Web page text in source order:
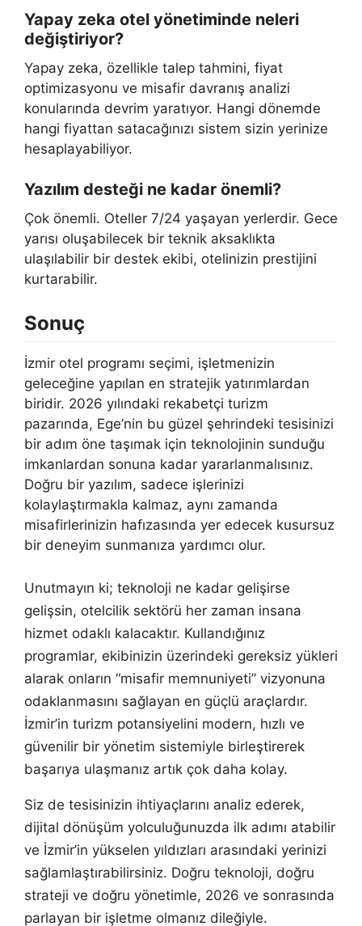
Yapay zeka otel yönetiminde neleri
değiştiriyor?
Yapay zeka, özellikle talep tahmini, fiyat
optimizasyonu ve misafir davranış analizi
konularında devrim yaratıyor. Hangi dönemde
hangi fiyattan satacağınızı sistem sizin yerinize
hesaplayabiliyor.
Yazılım desteği ne kadar önemli?
Çok önemli. Oteller 7/24 yaşayan yerlerdir. Gece
yarısı oluşabilecek bir teknik aksaklıkta
ulaşılabilir bir destek ekibi, otelinizin prestijini
kurtarabilir.
Sonuç
İzmir otel programı seçimi, işletmenizin
geleceğine yapılan en stratejik yatırımlardan
biridir. 2026 yılındaki rekabetçi turizm
pazarında, Ege’nin bu güzel şehrindeki tesisinizi
bir adım öne taşımak için teknolojinin sunduğu
imkanlardan sonuna kadar yararlanmalısınız.
Doğru bir yazılım, sadece işlerinizi
kolaylaştırmakla kalmaz, aynı zamanda
misafirlerinizin hafızasında yer edecek kusursuz
bir deneyim sunmanıza yardımcı olur.
Unutmayın ki; teknoloji ne kadar gelişirse
gelişsin, otelcilik sektörü her zaman insana
hizmet odaklı kalacaktır. Kullandığınız
programlar, ekibinizin üzerindeki gereksiz yükleri
alarak onların “misafir memnuniyeti” vizyonuna
odaklanmasını sağlayan en güçlü araçlardır.
İzmir’in turizm potansiyelini modern, hızlı ve
güvenilir bir yönetim sistemiyle birleştirerek
başarıya ulaşmanız artık çok daha kolay.
Siz de tesisinizin ihtiyaçlarını analiz ederek,
dijital dönüşüm yolculuğunuzda ilk adımı atabilir
ve İzmir’in yükselen yıldızları arasındaki yerinizi
sağlamlaştırabilirsiniz. Doğru teknoloji, doğru
strateji ve doğru yönetimle, 2026 ve sonrasında
parlayan bir işletme olmanız dileğiyle.